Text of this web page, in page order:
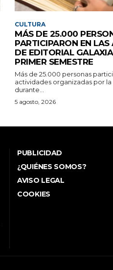
CULTURA
MÁS DE 25.000
PARTICIPARON EN
DE EDITORIAL
PRIMER SEMESTRE
Más de 25.000 personas
actividades organizadas por la
durante...
5 agosto, 2026
PUBLICIDAD
¿QUIÉNES SOMOS?
AVISO LEGAL
COOKIES